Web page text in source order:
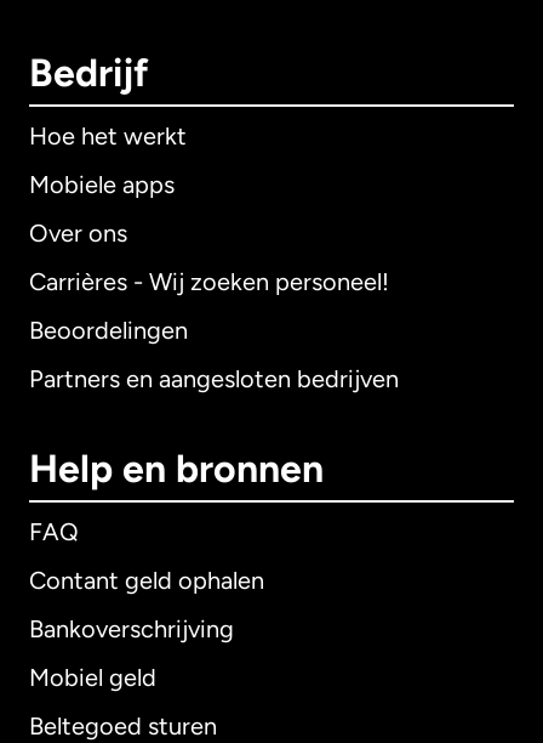
Bedrijf
Hoe het werkt
Mobiele apps
Over ons
Carrières - Wij zoeken personeel!
Beoordelingen
Partners en aangesloten bedrijven
Help en bronnen
FAQ
Contant geld ophalen
Bankoverschrijving
Mobiel geld
Beltegoed sturen